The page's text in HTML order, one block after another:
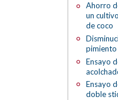
Ahorro
un
de coco
pimiento
Ensayo
Ensayo
doble